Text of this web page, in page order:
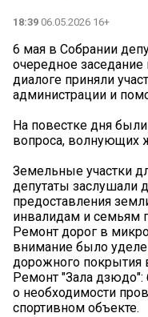
18:39 06.05.2026 16+
6 мая в Собрании
очередное
диалоге приняли
администрации и
На повестке дня
вопроса, волнующих
Земельные участки
депутаты заслушали
предоставления
инвалидам и семьям
Ремонт дорог в
внимание было
дорожного покрытия
Ремонт "Зала
о необходимости
спортивном объекте.